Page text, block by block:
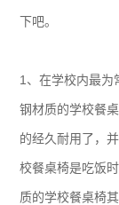
下吧。
1、在学校内最为
钢材质的学校餐
的经久耐用了，
校餐桌椅是吃饭
质的学校餐桌椅